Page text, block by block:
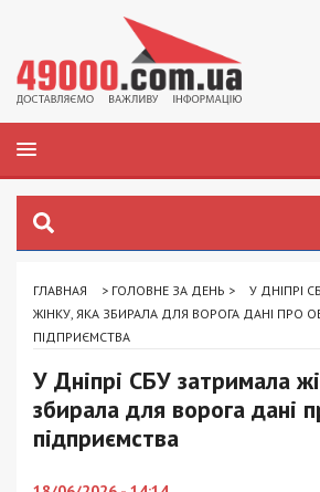
ГЛАВНАЯ > ГОЛОВНЕ ЗА ДЕНЬ >
У ДНІПРІ
ЖІНКУ, ЯКА ЗБИРАЛА ДЛЯ ВОРОГА ДАНІ ПРО
ПІДПРИЄМСТВА
У Дніпрі СБУ затримала
збирала для ворога дані
підприємства